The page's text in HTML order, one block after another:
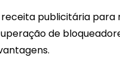
publicitária para
de